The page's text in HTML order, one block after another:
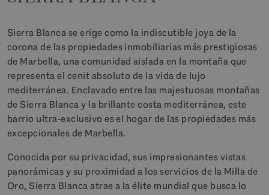
Sierra Blanca se erige como la indiscutible joya de la
corona de las propiedades inmobiliarias más prestigiosas
de Marbella, una comunidad aislada en la montaña que
representa el cenit absoluto de la vida de lujo
mediterránea. Enclavado entre las majestuosas montañas
de Sierra Blanca y la brillante costa mediterránea, este
barrio ultra-exclusivo es el hogar de las propiedades más
excepcionales de Marbella.
Conocida por su privacidad, sus impresionantes vistas
panorámicas y su proximidad a los servicios de la Milla de
Oro, Sierra Blanca atrae a la élite mundial que busca lo